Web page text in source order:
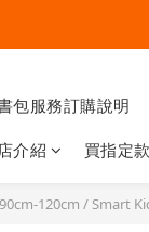
包服務訂購說明
介紹 買指定
120cm / Smart